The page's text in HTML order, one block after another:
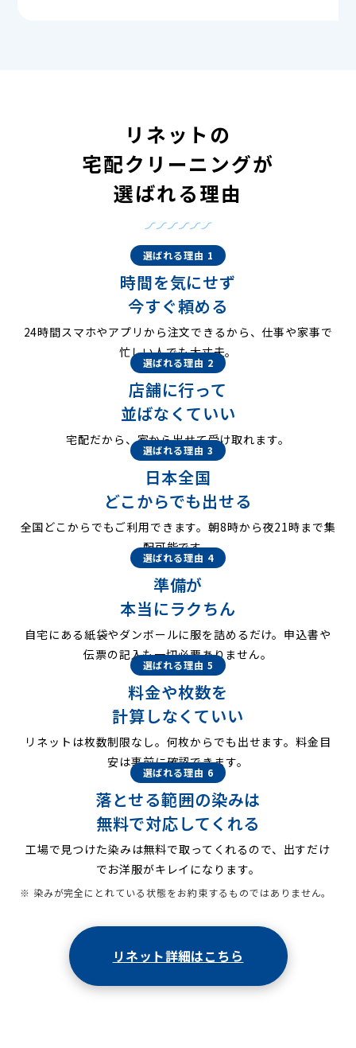
リネットの
宅配クリーニングが
選ばれる理由
選ばれる理由 1
時間を気にせず
今すぐ頼める
24時間スマホやアプリから注文できるから、仕事や家事で
忙しい人でも大丈夫。
選ばれる理由 2
店舗に行って
並ばなくていい
宅配だから、家から出せて受け取れます。
選ばれる理由 3
日本全国
どこからでも出せる
全国どこからでもご利用できます。朝8時から夜21時まで集
配可能です。
選ばれる理由 4
準備が
本当にラクちん
自宅にある紙袋やダンボールに服を詰めるだけ。申込書や
伝票の記入も一切必要ありません。
選ばれる理由 5
料金や枚数を
計算しなくていい
リネットは枚数制限なし。何枚からでも出せます。料金目
安は事前に確認できます。
選ばれる理由 6
落とせる範囲の染みは
無料で対応してくれる
工場で見つけた染みは無料で取ってくれるので、出すだけ
でお洋服がキレイになります。
※ 染みが完全にとれている状態をお約束するものではありません。
リネット詳細はこちら